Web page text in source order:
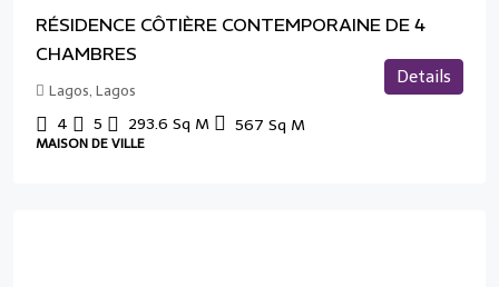
RÉSIDENCE CÔTIÈRE CONTEMPORAINE DE 4
CHAMBRES
Lagos, Lagos
4 5 293.6 Sq M 567 Sq M
MAISON DE VILLE
Details